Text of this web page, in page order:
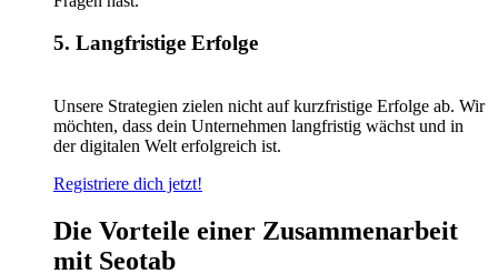
5. Langfristige Erfolge
Unsere Strategien zielen nicht auf kurzfristige Erfolge ab. Wir
möchten, dass dein Unternehmen langfristig wächst und in
der digitalen Welt erfolgreich ist.
Registriere dich jetzt!
Die Vorteile einer Zusammenarbeit
mit Seotab